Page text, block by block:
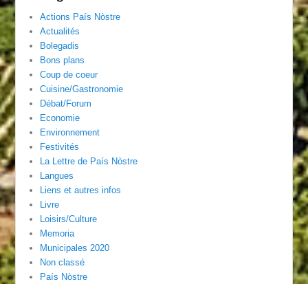
Actions País Nòstre
Actualités
Bolegadis
Bons plans
Coup de coeur
Cuisine/Gastronomie
Débat/Forum
Economie
Environnement
Festivités
La Lettre de País Nòstre
Langues
Liens et autres infos
Livre
Loisirs/Culture
Memoria
Municipales 2020
Non classé
País Nòstre